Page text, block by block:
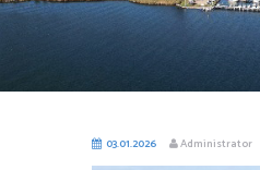
03.01.2026 Administrator